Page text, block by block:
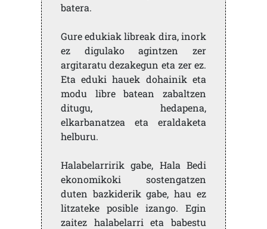
batera.
Gure edukiak libreak dira, inork
ez digulako agintzen zer
argitaratu dezakegun eta zer ez.
Eta eduki hauek dohainik eta
modu libre batean zabaltzen
ditugu, hedapena,
elkarbanatzea eta eraldaketa
helburu.
Halabelarririk gabe, Hala Bedi
ekonomikoki sostengatzen
duten bazkiderik gabe, hau ez
litzateke posible izango. Egin
zaitez halabelarri eta babestu